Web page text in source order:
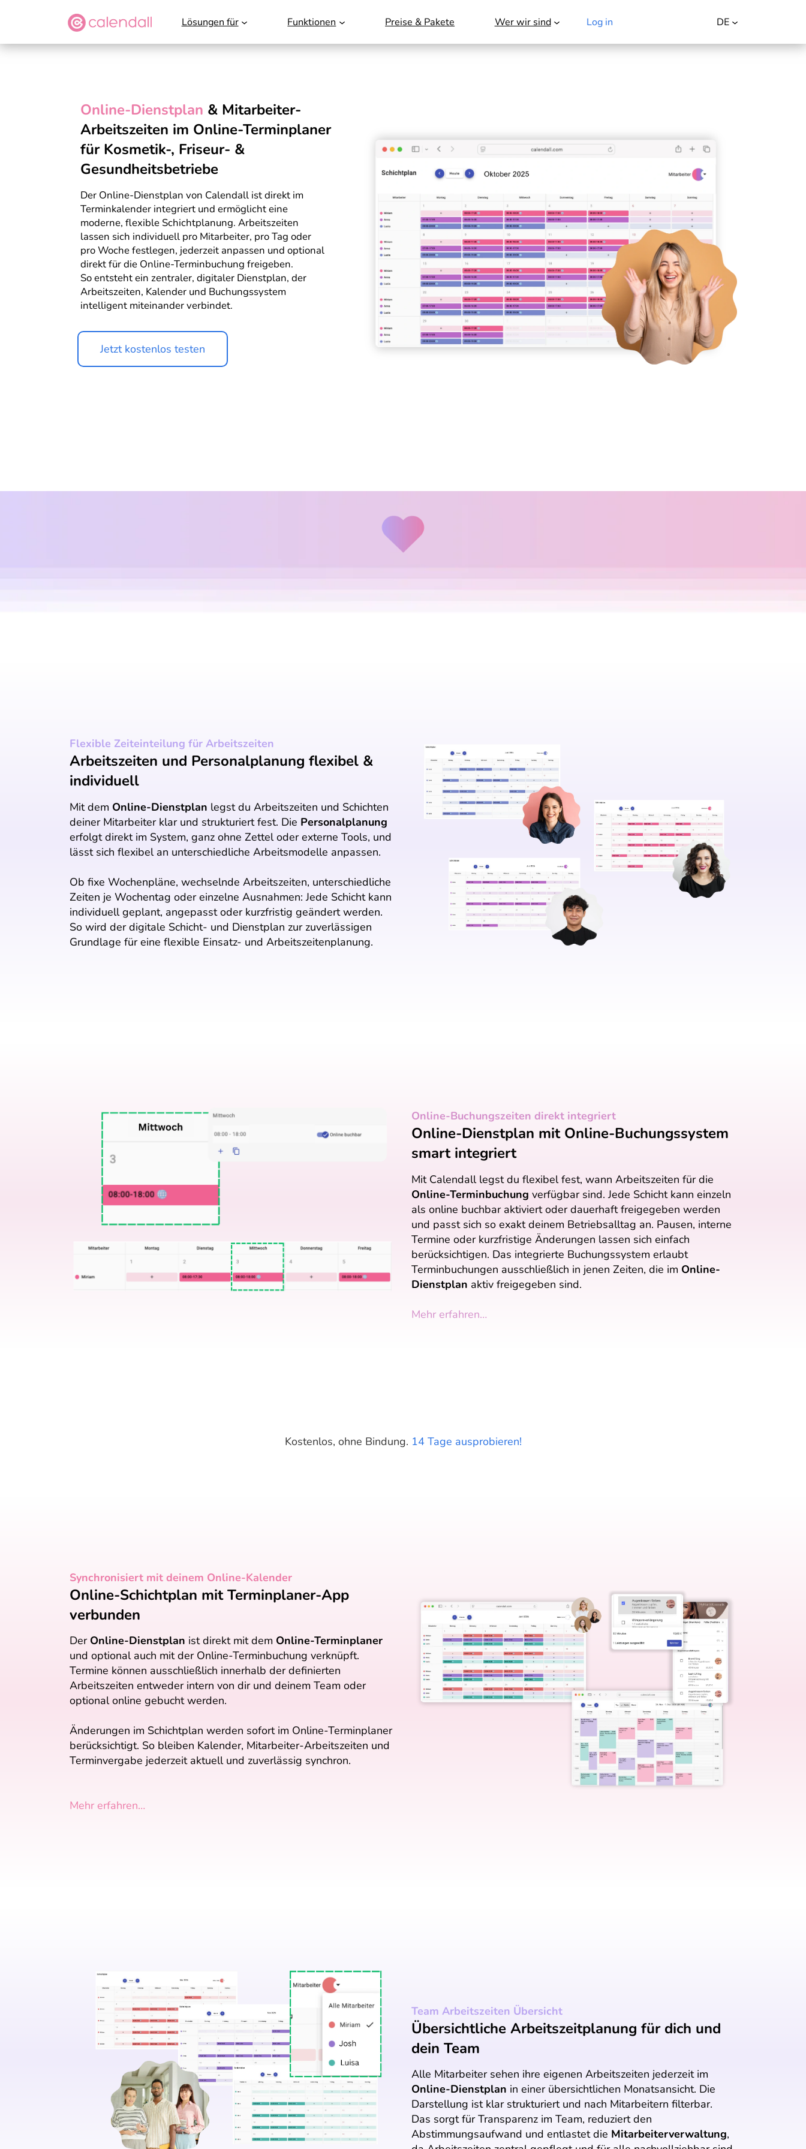
Lösungen für Funktionen Preise & Pakete Wer wir sind Log in DE
Online-Dienstplan & Mitarbeiter-
Arbeitszeiten im Online-Terminplaner
für Kosmetik-, Friseur- &
Gesundheitsbetriebe
Der Online-Dienstplan von Calendall ist direkt im
Terminkalender integriert und ermöglicht eine
moderne, flexible Schichtplanung. Arbeitszeiten
lassen sich individuell pro Mitarbeiter, pro Tag oder
pro Woche festlegen, jederzeit anpassen und optional
direkt für die Online-Terminbuchung freigeben.
So entsteht ein zentraler, digitaler Dienstplan, der
Arbeitszeiten, Kalender und Buchungssystem
intelligent miteinander verbindet.
Jetzt kostenlos testen
Flexible Zeiteinteilung für Arbeitszeiten
Arbeitszeiten und Personalplanung flexibel &
individuell
Mit dem Online-Dienstplan legst du Arbeitszeiten und Schichten
deiner Mitarbeiter klar und strukturiert fest. Die Personalplanung
erfolgt direkt im System, ganz ohne Zettel oder externe Tools, und
lässt sich flexibel an unterschiedliche Arbeitsmodelle anpassen.
Ob fixe Wochenpläne, wechselnde Arbeitszeiten, unterschiedliche
Zeiten je Wochentag oder einzelne Ausnahmen: Jede Schicht kann
individuell geplant, angepasst oder kurzfristig geändert werden.
So wird der digitale Schicht- und Dienstplan zur zuverlässigen
Grundlage für eine flexible Einsatz- und Arbeitszeitenplanung.
Online-Buchungszeiten direkt integriert
Online-Dienstplan mit Online-Buchungssystem
smart integriert
Mit Calendall legst du flexibel fest, wann Arbeitszeiten für die
Online-Terminbuchung verfügbar sind. Jede Schicht kann einzeln
als online buchbar aktiviert oder dauerhaft freigegeben werden
und passt sich so exakt deinem Betriebsalltag an. Pausen, interne
Termine oder kurzfristige Änderungen lassen sich einfach
berücksichtigen. Das integrierte Buchungssystem erlaubt
Terminbuchungen ausschließlich in jenen Zeiten, die im Online-
Dienstplan aktiv freigegeben sind.
Mehr erfahren…
Kostenlos, ohne Bindung. 14 Tage ausprobieren!
Synchronisiert mit deinem Online-Kalender
Online-Schichtplan mit Terminplaner-App
verbunden
Der Online-Dienstplan ist direkt mit dem Online-Terminplaner
und optional auch mit der Online-Terminbuchung verknüpft.
Termine können ausschließlich innerhalb der definierten
Arbeitszeiten entweder intern von dir und deinem Team oder
optional online gebucht werden.
Änderungen im Schichtplan werden sofort im Online-Terminplaner
berücksichtigt. So bleiben Kalender, Mitarbeiter-Arbeitszeiten und
Terminvergabe jederzeit aktuell und zuverlässig synchron.
Mehr erfahren…
Team Arbeitszeiten Übersicht
Übersichtliche Arbeitszeitplanung für dich und
dein Team
Alle Mitarbeiter sehen ihre eigenen Arbeitszeiten jederzeit im
Online-Dienstplan in einer übersichtlichen Monatsansicht. Die
Darstellung ist klar strukturiert und nach Mitarbeitern filterbar.
Das sorgt für Transparenz im Team, reduziert den
Abstimmungsaufwand und entlastet die Mitarbeiterverwaltung,